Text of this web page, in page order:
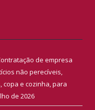
Contratação de empresa
não perecíveis,
e cozinha, para
de 2026